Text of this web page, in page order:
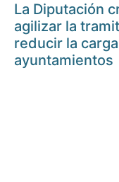
La Diputación
agilizar la
reducir la
ayuntamientos